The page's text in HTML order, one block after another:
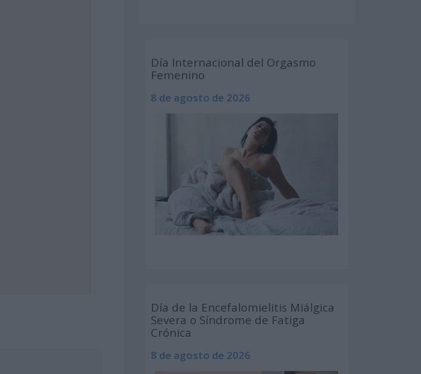
Día Internacional del Orgasmo
Femenino
8 de agosto de 2026
Día de la Encefalomielitis Miálgica
Severa o Síndrome de Fatiga
Crónica
8 de agosto de 2026